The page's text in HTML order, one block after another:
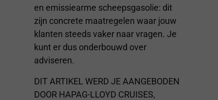
en emissiearme scheepsgasolie: dit
zijn concrete maatregelen waar jouw
klanten steeds vaker naar vragen. Je
kunt er dus onderbouwd over
adviseren.
DIT ARTIKEL WERD JE AANGEBODEN
DOOR HAPAG-LLOYD CRUISES,